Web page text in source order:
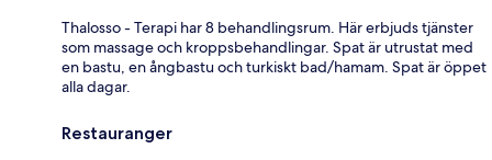
Thalosso - Terapi har 8 behandlingsrum. Här erbjuds tjänster
som massage och kroppsbehandlingar. Spat är utrustat med
en bastu, en ångbastu och turkiskt bad/hamam. Spat är öppet
alla dagar.
Restauranger